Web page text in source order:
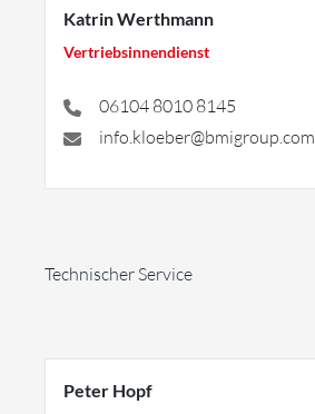
Katrin Werthmann
Vertriebsinnendienst
06104 8010 8145
info.kloeber@bmigroup.com
Technischer Service
Peter Hopf